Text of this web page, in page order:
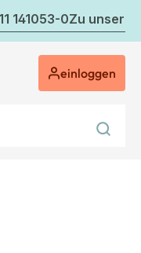
141053-0Zu
einloggen